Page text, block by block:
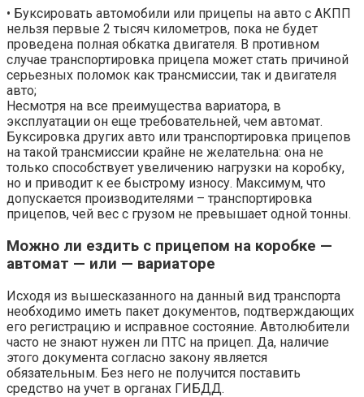
• Буксировать автомобили или прицепы на авто с АКПП
нельзя первые 2 тысяч километров, пока не будет
проведена полная обкатка двигателя. В противном
случае транспортировка прицепа может стать причиной
серьезных поломок как трансмиссии, так и двигателя
авто;
Несмотря на все преимущества вариатора, в
эксплуатации он еще требовательней, чем автомат.
Буксировка других авто или транспортировка прицепов
на такой трансмиссии крайне не желательна: она не
только способствует увеличению нагрузки на коробку,
но и приводит к ее быстрому износу. Максимум, что
допускается производителями – транспортировка
прицепов, чей вес с грузом не превышает одной тонны.
Можно ли ездить с прицепом на коробке —
автомат — или — вариаторе
Исходя из вышесказанного на данный вид транспорта
необходимо иметь пакет документов, подтверждающих
его регистрацию и исправное состояние. Автолюбители
часто не знают нужен ли ПТС на прицеп. Да, наличие
этого документа согласно закону является
обязательным. Без него не получится поставить
средство на учет в органах ГИБДД.